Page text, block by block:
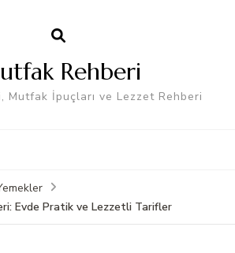
Rehberi
Mutfak İpuçları ve Lezzet Rehberi
Evde Pratik ve Lezzetli Tarifler